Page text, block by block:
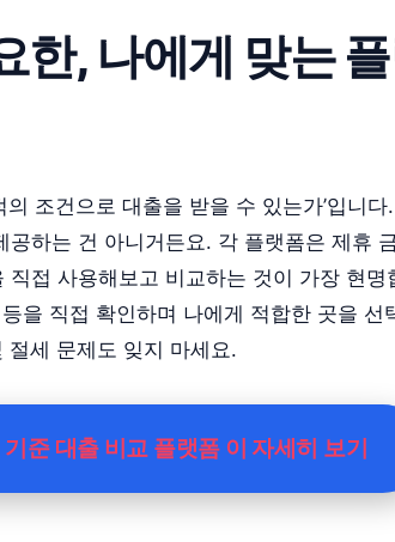
한, 나에게 맞는
조건으로 대출을 받을 수 있는가’입니
하는 건 아니거든요. 각 플랫폼은 제휴
접 사용해보고 비교하는 것이 가장 현명
을 직접 확인하며 나에게 적합한 곳을 선
세 문제도 잊지 마세요.
준 대출 비교 플랫폼 이 자세히 보기